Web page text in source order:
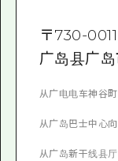
〒730-0011
广岛县广
从广电电车神谷
从广岛巴士中心
从广岛新干线县